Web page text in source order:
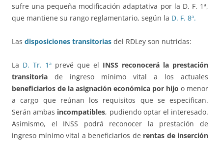
sufre una pequeña modificación adaptativa por la D. F. 1ª,
que mantiene su rango reglamentario, según la D. F. 8ª.
Las disposiciones transitorias del RDLey son nutridas:
La D. Tr. 1ª prevé que el INSS reconocerá la prestación
transitoria de ingreso mínimo vital a los actuales
beneficiarios de la asignación económica por hijo o menor
a cargo que reúnan los requisitos que se especifican.
Serán ambas incompatibles, pudiendo optar el interesado.
Asimismo, el INSS podrá reconocer la prestación de
ingreso mínimo vital a beneficiarios de rentas de inserción